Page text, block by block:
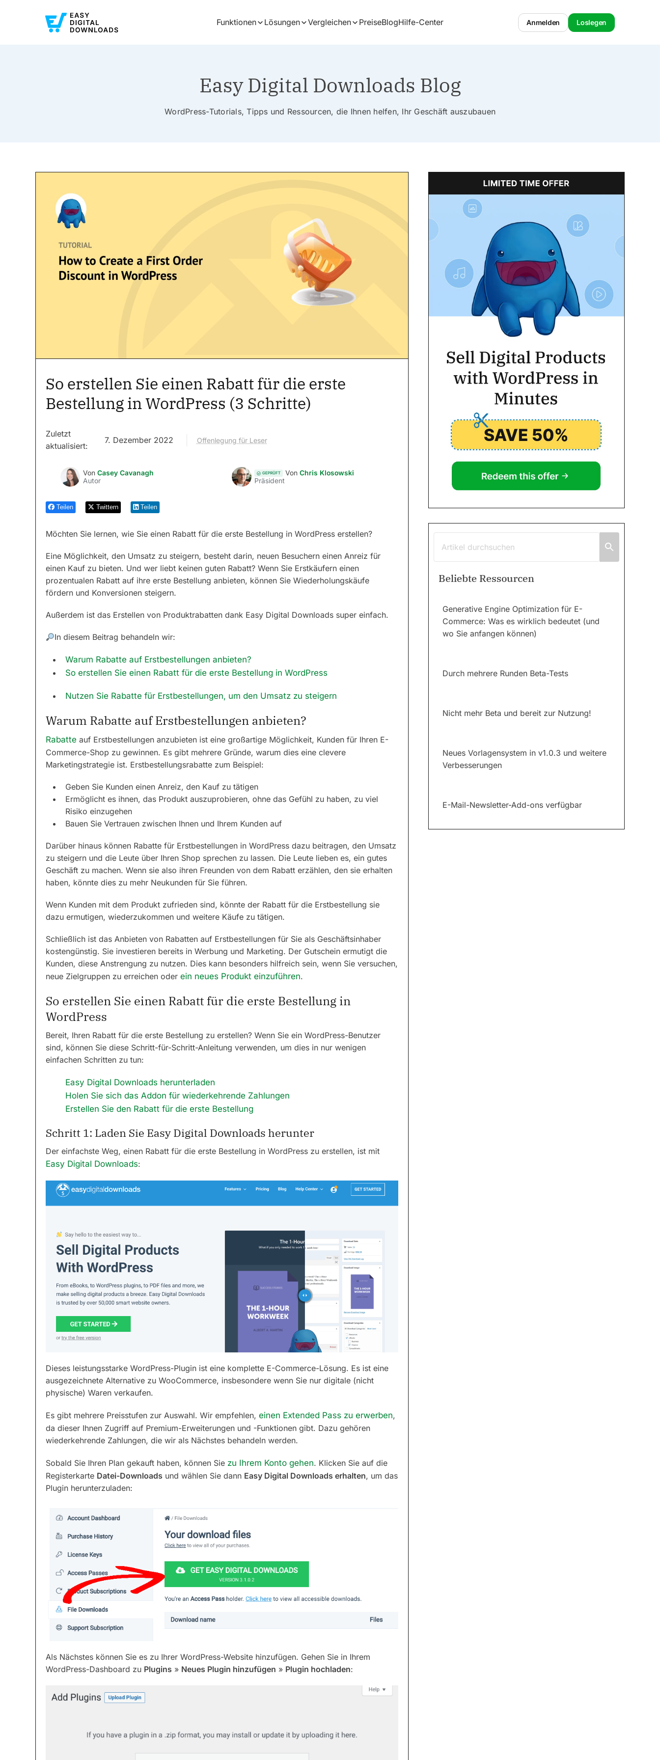
Funktionen Lösungen Vergleichen PreiseBlogHilfe-Center Anmelden Loslegen
Easy Digital Downloads Blog
WordPress-Tutorials, Tipps und Ressourcen, die Ihnen helfen, Ihr Geschäft auszubauen
So erstellen Sie einen Rabatt für die erste
Bestellung in WordPress (3 Schritte)
Zuletzt
aktualisiert:
7. Dezember 2022 Offenlegung für Leser
Von Casey Cavanagh
Autor
GEPRÜFT Von Chris Klosowski
Präsident
Teilen Twittern Teilen
Möchten Sie lernen, wie Sie einen Rabatt für die erste Bestellung in WordPress erstellen?
Eine Möglichkeit, den Umsatz zu steigern, besteht darin, neuen Besuchern einen Anreiz für
einen Kauf zu bieten. Und wer liebt keinen guten Rabatt? Wenn Sie Erstkäufern einen
prozentualen Rabatt auf ihre erste Bestellung anbieten, können Sie Wiederholungskäufe
fördern und Konversionen steigern.
Außerdem ist das Erstellen von Produktrabatten dank Easy Digital Downloads super einfach.
In diesem Beitrag behandeln wir:
Warum Rabatte auf Erstbestellungen anbieten?
So erstellen Sie einen Rabatt für die erste Bestellung in WordPress
Nutzen Sie Rabatte für Erstbestellungen, um den Umsatz zu steigern
Warum Rabatte auf Erstbestellungen anbieten?
Rabatte auf Erstbestellungen anzubieten ist eine großartige Möglichkeit, Kunden für Ihren E-
Commerce-Shop zu gewinnen. Es gibt mehrere Gründe, warum dies eine clevere
Marketingstrategie ist. Erstbestellungsrabatte zum Beispiel:
Geben Sie Kunden einen Anreiz, den Kauf zu tätigen
Ermöglicht es ihnen, das Produkt auszuprobieren, ohne das Gefühl zu haben, zu viel
Risiko einzugehen
Bauen Sie Vertrauen zwischen Ihnen und Ihrem Kunden auf
Darüber hinaus können Rabatte für Erstbestellungen in WordPress dazu beitragen, den Umsatz
zu steigern und die Leute über Ihren Shop sprechen zu lassen. Die Leute lieben es, ein gutes
Geschäft zu machen. Wenn sie also ihren Freunden von dem Rabatt erzählen, den sie erhalten
haben, könnte dies zu mehr Neukunden für Sie führen.
Wenn Kunden mit dem Produkt zufrieden sind, könnte der Rabatt für die Erstbestellung sie
dazu ermutigen, wiederzukommen und weitere Käufe zu tätigen.
Schließlich ist das Anbieten von Rabatten auf Erstbestellungen für Sie als Geschäftsinhaber
kostengünstig. Sie investieren bereits in Werbung und Marketing. Der Gutschein ermutigt die
Kunden, diese Anstrengung zu nutzen. Dies kann besonders hilfreich sein, wenn Sie versuchen,
neue Zielgruppen zu erreichen oder ein neues Produkt einzuführen.
So erstellen Sie einen Rabatt für die erste Bestellung in
WordPress
Bereit, Ihren Rabatt für die erste Bestellung zu erstellen? Wenn Sie ein WordPress-Benutzer
sind, können Sie diese Schritt-für-Schritt-Anleitung verwenden, um dies in nur wenigen
einfachen Schritten zu tun:
Easy Digital Downloads herunterladen
Holen Sie sich das Addon für wiederkehrende Zahlungen
Erstellen Sie den Rabatt für die erste Bestellung
Schritt 1: Laden Sie Easy Digital Downloads herunter
Der einfachste Weg, einen Rabatt für die erste Bestellung in WordPress zu erstellen, ist mit
Easy Digital Downloads:
Dieses leistungsstarke WordPress-Plugin ist eine komplette E-Commerce-Lösung. Es ist eine
ausgezeichnete Alternative zu WooCommerce, insbesondere wenn Sie nur digitale (nicht
physische) Waren verkaufen.
Es gibt mehrere Preisstufen zur Auswahl. Wir empfehlen, einen Extended Pass zu erwerben,
da dieser Ihnen Zugriff auf Premium-Erweiterungen und -Funktionen gibt. Dazu gehören
wiederkehrende Zahlungen, die wir als Nächstes behandeln werden.
Sobald Sie Ihren Plan gekauft haben, können Sie zu Ihrem Konto gehen. Klicken Sie auf die
Registerkarte Datei-Downloads und wählen Sie dann Easy Digital Downloads erhalten, um das
Plugin herunterzuladen:
Als Nächstes können Sie es zu Ihrer WordPress-Website hinzufügen. Gehen Sie in Ihrem
WordPress-Dashboard zu Plugins » Neues Plugin hinzufügen » Plugin hochladen:
Beliebte Ressourcen
Generative Engine Optimization für E-
Commerce: Was es wirklich bedeutet (und
wo Sie anfangen können)
Durch mehrere Runden Beta-Tests
Nicht mehr Beta und bereit zur Nutzung!
Neues Vorlagensystem in v1.0.3 und weitere
Verbesserungen
E-Mail-Newsletter-Add-ons verfügbar